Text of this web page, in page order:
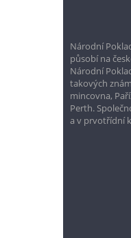
Národní
působí na
Národní
takových
mincovna,
Perth.
a v prvotřídní